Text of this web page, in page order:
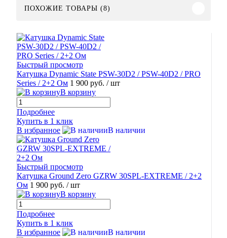
ПОХОЖИЕ ТОВАРЫ (8)
Быстрый просмотр
Катушка Dynamic State PSW-30D2 / PSW-40D2 / PRO
Series / 2+2 Ом 1 900 руб. / шт
В корзину
Подробнее
Купить в 1 клик
В избранное
В наличии
Быстрый просмотр
Катушка Ground Zero GZRW 30SPL-EXTREME / 2+2
Ом 1 900 руб. / шт
В корзину
Подробнее
Купить в 1 клик
В избранное
В наличии